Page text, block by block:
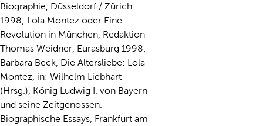
Biographie, Düsseldorf / Zürich
1998; Lola Montez oder Eine
Revolution in München, Redaktion
Thomas Weidner, Eurasburg 1998;
Barbara Beck, Die Altersliebe: Lola
Montez, in: Wilhelm Liebhart
(Hrsg.), König Ludwig I. von Bayern
und seine Zeitgenossen.
Biographische Essays, Frankfurt am